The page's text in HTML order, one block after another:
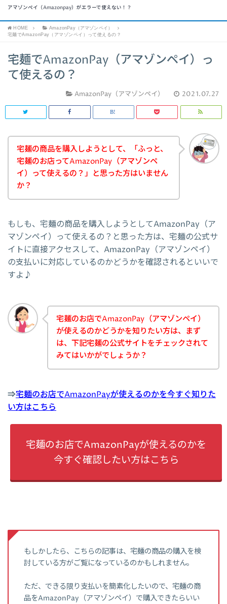
アマゾンペイ（Amazonpay）がエラーで使えない！？
HOME
AmazonPay（アマゾンペイ）
宅麺でAmazonPay（アマゾンペイ）って使えるの？
宅麺でAmazonPay（アマゾンペイ）っ
て使えるの？
AmazonPay（アマゾンペイ） 2021.07.27
宅麺の商品を購入しようとして、「ふっと、
宅麺のお店ってAmazonPay（アマゾンペ
イ）って使えるの？」と思った方はいません
か？
もしも、宅麺の商品を購入しようとしてAmazonPay（ア
マゾンペイ）って使えるの？と思った方は、宅麺の公式サ
イトに直接アクセスして、AmazonPay（アマゾンペイ）
の支払いに対応しているのかどうかを確認されるといいで
すよ♪
宅麺のお店でAmazonPay（アマゾンペイ）
が使えるのかどうかを知りたい方は、まず
は、下記宅麺の公式サイトをチェックされて
みてはいかがでしょうか？
⇒宅麺のお店でAmazonPayが使えるのかを今すぐ知りた
い方はこちら
宅麺のお店でAmazonPayが使えるのかを
今すぐ確認したい方はこちら
もしかしたら、こちらの記事は、宅麺の商品の購入を検
討している方がご覧になっているのかもしれません。
ただ、できる限り支払いを簡素化したいので、宅麺の商
品をAmazonPay（アマゾンペイ）で購入できたらいい